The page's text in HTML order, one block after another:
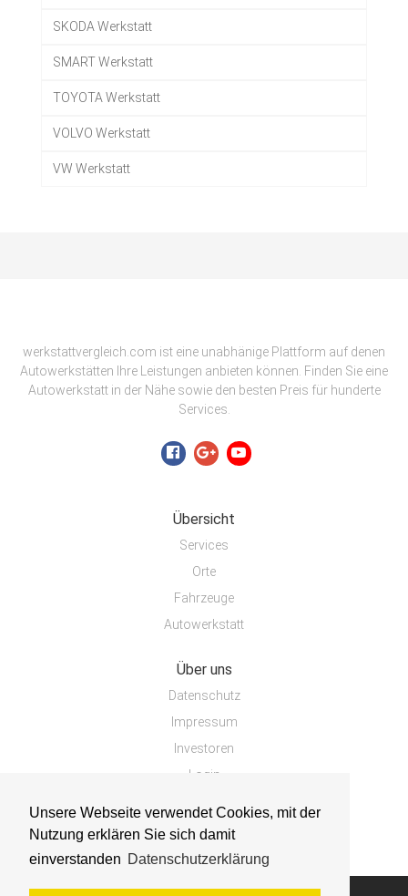
Unsere Webseite verwendet Cookies, mit der
Nutzung erklären Sie sich damit
einverstanden Datenschutzerklärung
SKODA Werkstatt
SMART Werkstatt
TOYOTA Werkstatt
VOLVO Werkstatt
VW Werkstatt
werkstattvergleich.com ist eine unabhänige Plattform auf denen
Autowerkstätten Ihre Leistungen anbieten können. Finden Sie eine
Autowerkstatt in der Nähe sowie den besten Preis für hunderte
Services.
Übersicht
Services
Orte
Fahrzeuge
Autowerkstatt
Über uns
Datenschutz
Impressum
Investoren
Login